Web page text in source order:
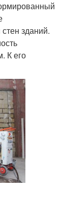
зданий.
К его